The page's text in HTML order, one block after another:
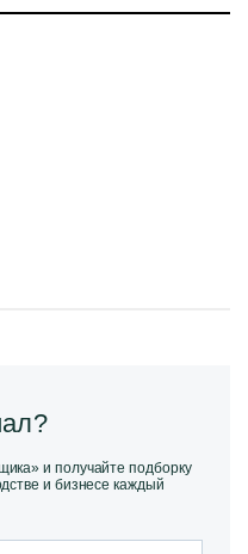
и получайте подборку
и бизнесе каждый